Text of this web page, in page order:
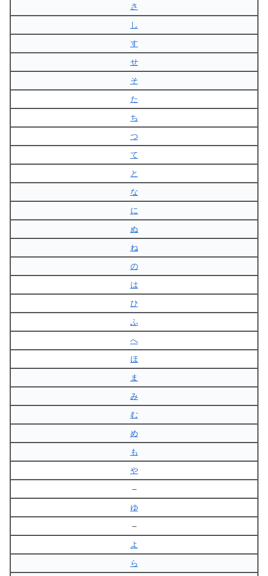
さ
し
す
せ
そ
た
ち
つ
て
と
な
に
ぬ
ね
の
は
ひ
ふ
へ
ほ
ま
み
む
め
も
や
–
ゆ
–
よ
ら